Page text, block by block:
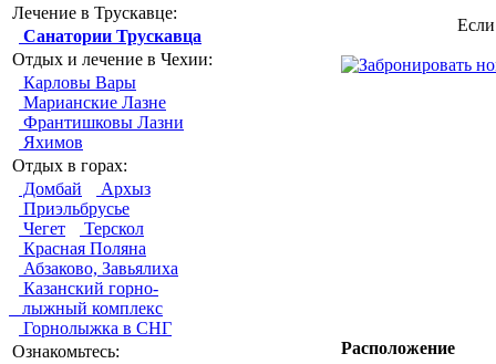
Лечение в Трускавце:
Санатории Трускавца
Отдых и лечение в Чехии:
Карловы Вары
Марианские Лазне
Франтишковы Лазни
Яхимов
Отдых в горах:
Домбай
Архыз
Приэльбрусье
Чегет
Терскол
Красная Поляна
Абзаково, Завьялиха
Казанский горно-
лыжный комплекс
Горнолыжка в СНГ
Ознакомьтесь:
Расположение